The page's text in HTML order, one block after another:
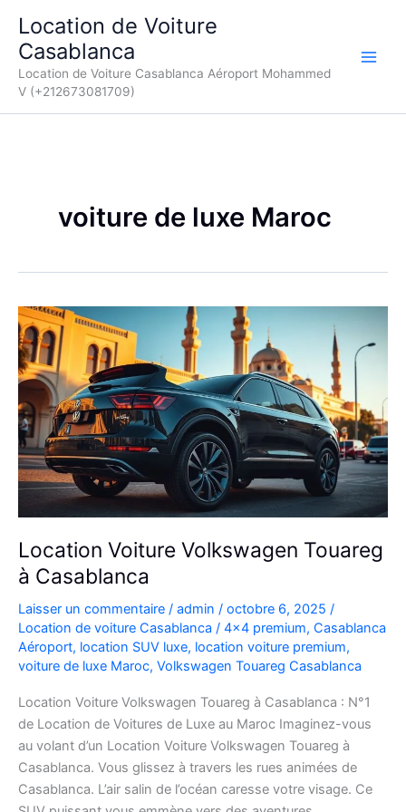
contenu
Location de Voiture
Casablanca
Location de Voiture Casablanca Aéroport Mohammed
V (+212673081709)
voiture de luxe Maroc
Location Voiture Volkswagen Touareg
à Casablanca
Laisser un commentaire / admin / octobre 6, 2025 /
Location de voiture Casablanca / 4x4 premium, Casablanca
Aéroport, location SUV luxe, location voiture premium,
voiture de luxe Maroc, Volkswagen Touareg Casablanca
Location Voiture Volkswagen Touareg à Casablanca : N°1
de Location de Voitures de Luxe au Maroc Imaginez-vous
au volant d’un Location Voiture Volkswagen Touareg à
Casablanca. Vous glissez à travers les rues animées de
Casablanca. L’air salin de l’océan caresse votre visage. Ce